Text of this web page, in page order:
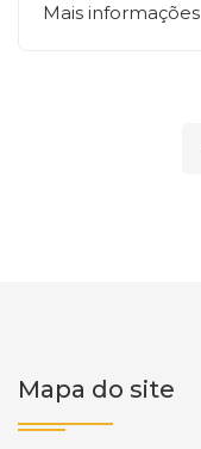
Mais informações
Mapa do site